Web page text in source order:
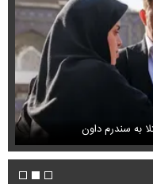
به سندرم داون